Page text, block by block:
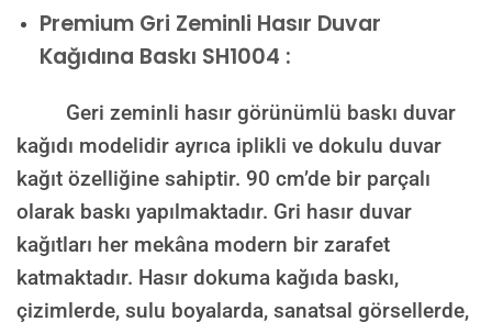
Premium Gri Zeminli Hasır Duvar
Kağıdına Baskı SH1004 :
Geri zeminli hasır görünümlü baskı duvar
kağıdı modelidir ayrıca iplikli ve dokulu duvar
kağıt özelliğine sahiptir. 90 cm’de bir parçalı
olarak baskı yapılmaktadır. Gri hasır duvar
kağıtları her mekâna modern bir zarafet
katmaktadır. Hasır dokuma kağıda baskı,
çizimlerde, sulu boyalarda, sanatsal görsellerde,